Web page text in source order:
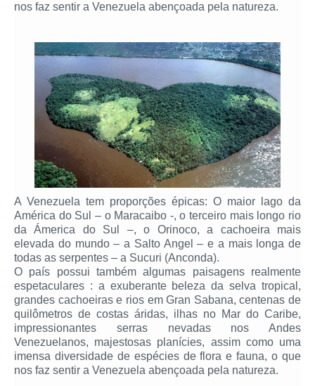
nos faz sentir a Venezuela abençoada pela natureza.
A Venezuela tem proporções épicas: O maior lago da
América do Sul – o Maracaibo -, o terceiro mais longo rio
da Ámerica do Sul –, o Orinoco, a cachoeira mais
elevada do mundo – a Salto Angel – e a mais longa de
todas as serpentes – a Sucuri (Anconda).
O país possui também algumas paisagens realmente
espetaculares : a exuberante beleza da selva tropical,
grandes cachoeiras e rios em Gran Sabana, centenas de
quilômetros de costas áridas, ilhas no Mar do Caribe,
impressionantes serras nevadas nos Andes
Venezuelanos, majestosas planícies, assim como uma
imensa diversidade de espécies de flora e fauna, o que
nos faz sentir a Venezuela abençoada pela natureza.